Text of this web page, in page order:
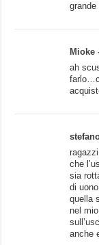
Mioke
ah
che
sia
di
quella
nel
anche